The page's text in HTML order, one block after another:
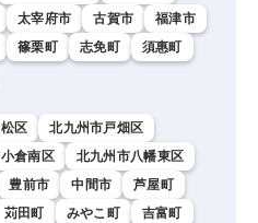
太宰府市 古賀市
福津市
篠栗町 志免町
須惠町
区
北九州市戸畑区
倉南区
北九州市八幡東区
豊前市 中間市
芦屋町
苅田町 みやこ町
吉富町